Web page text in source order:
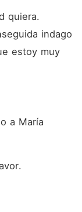
quiera.
indago
estoy muy
a María